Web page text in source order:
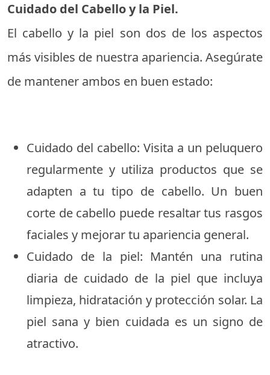
Cuidado del Cabello y la Piel.
El cabello y la piel son dos de los aspectos
más visibles de nuestra apariencia. Asegúrate
de mantener ambos en buen estado:
Cuidado del cabello: Visita a un peluquero
regularmente y utiliza productos que se
adapten a tu tipo de cabello. Un buen
corte de cabello puede resaltar tus rasgos
faciales y mejorar tu apariencia general.
Cuidado de la piel: Mantén una rutina
diaria de cuidado de la piel que incluya
limpieza, hidratación y protección solar. La
piel sana y bien cuidada es un signo de
atractivo.